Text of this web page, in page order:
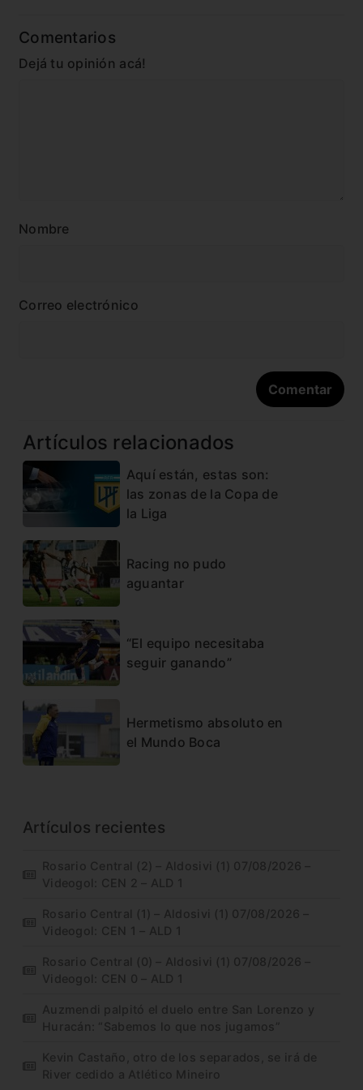
Comentarios
Dejá tu opinión acá!
Nombre
Correo electrónico
Artículos relacionados
Aquí están, estas son:
las zonas de la Copa de
la Liga
Racing no pudo
aguantar
“El equipo necesitaba
seguir ganando”
Hermetismo absoluto en
el Mundo Boca
Artículos recientes
Rosario Central (2) – Aldosivi (1) 07/08/2026 –
Videogol: CEN 2 – ALD 1
Rosario Central (1) – Aldosivi (1) 07/08/2026 –
Videogol: CEN 1 – ALD 1
Rosario Central (0) – Aldosivi (1) 07/08/2026 –
Videogol: CEN 0 – ALD 1
Auzmendi palpitó el duelo entre San Lorenzo y
Huracán: “Sabemos lo que nos jugamos”
Kevin Castaño, otro de los separados, se irá de
River cedido a Atlético Mineiro